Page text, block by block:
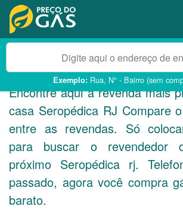
Exemplo: Rua, N° - Bairro (sem
Encontre aqui a revenda mais
casa Seropédica RJ Compare
entre as revendas. Só
para buscar o revendedor
próximo Seropédica rj.
passado, agora você compra
barato.